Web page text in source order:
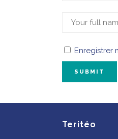
Enregistrer
Teritéo